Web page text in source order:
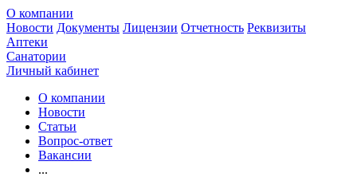
О компании
Новости Документы Лицензии Отчетность Реквизиты
Аптеки
Санатории
Личный кабинет
О компании
Новости
Статьи
Вопрос-ответ
Вакансии
...